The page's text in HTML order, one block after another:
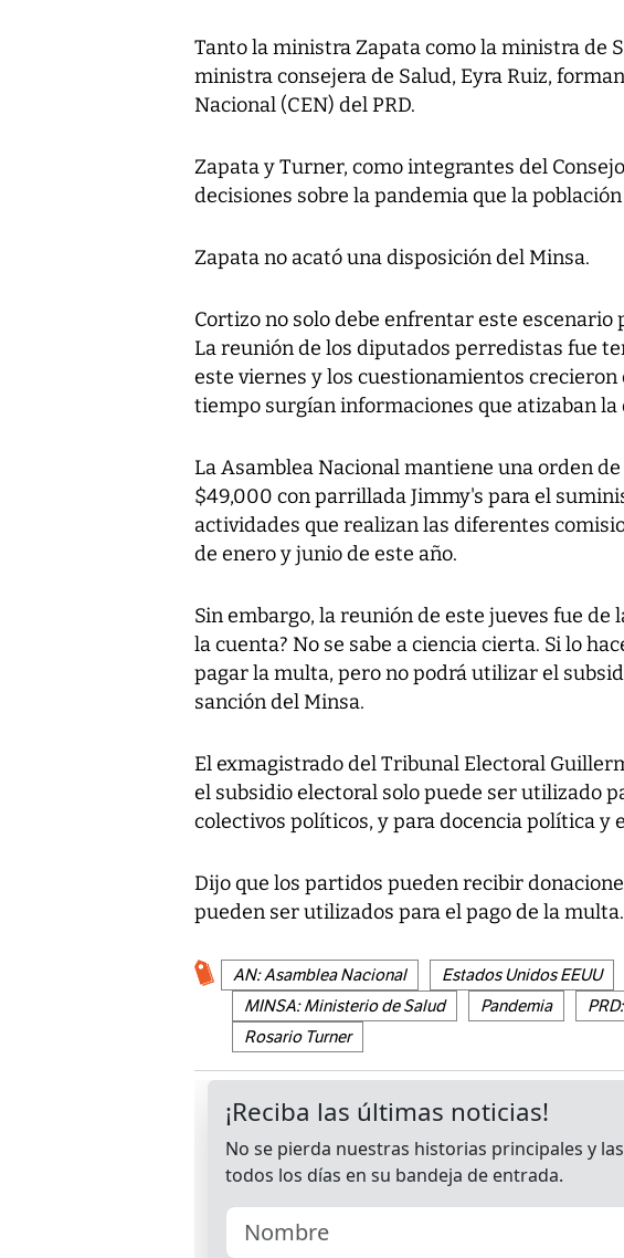
Tanto la ministra Zapata como la ministra de
ministra consejera de Salud, Eyra Ruiz,
Nacional (CEN) del PRD.
Zapata y Turner, como integrantes del
decisiones sobre la pandemia que la
Zapata no acató una disposición del Minsa.
Cortizo no solo debe enfrentar este escenario
La reunión de los diputados perredistas fue
este viernes y los cuestionamientos
tiempo surgían informaciones que atizaban la
La Asamblea Nacional mantiene una orden
$49,000 con parrillada Jimmy's para el
actividades que realizan las diferentes
de enero y junio de este año.
Sin embargo, la reunión de este jueves fue de
la cuenta? No se sabe a ciencia cierta. Si lo
pagar la multa, pero no podrá utilizar el
sanción del Minsa.
El exmagistrado del Tribunal Electoral
el subsidio electoral solo puede ser utilizado
colectivos políticos, y para docencia política y
Dijo que los partidos pueden recibir
pueden ser utilizados para el pago de la multa.
AN: Asamblea Nacional Estados Unidos EEUU
MINSA: Ministerio de Salud
Pandemia
Rosario Turner